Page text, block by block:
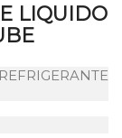
LIQUIDO